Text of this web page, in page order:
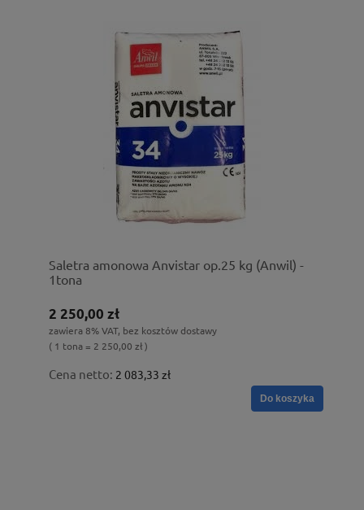
Saletra amonowa Anvistar op.25 kg (Anwil) -
1tona
2 250,00 zł
zawiera 8% VAT, bez kosztów dostawy
( 1 tona = 2 250,00 zł )
Cena netto: 2 083,33 zł
Do koszyka